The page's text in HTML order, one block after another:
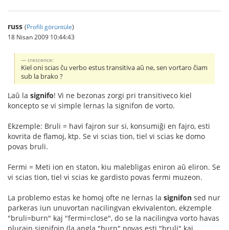
russ (Profili görüntüle)
18 Nisan 2009 10:44:43
crescence:
Kiel oni scias ĉu verbo estus transitiva aŭ ne, sen vortaro ĉiam
sub la brako ?
Laŭ la signifo! Vi ne bezonas zorgi pri transitiveco kiel
koncepto se vi simple lernas la signifon de vorto.
Ekzemple: Bruli = havi fajron sur si, konsumiĝi en fajro, esti
kovrita de flamoj, ktp. Se vi scias tion, tiel vi scias ke domo
povas bruli.
Fermi = Meti ion en staton, kiu malebligas eniron aŭ eliron. Se
vi scias tion, tiel vi scias ke gardisto povas fermi muzeon.
La problemo estas ke homoj ofte ne lernas la signifon sed nur
parkeras iun unuvortan nacilingvan ekvivalenton, ekzemple
"bruli=burn" kaj "fermi=close", do se la nacilingva vorto havas